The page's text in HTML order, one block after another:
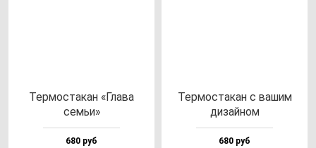
Тер­мос­та­кан «Гла­ва
семьи»
680 руб
Тер­мос­та­кан с ва­шим
ди­зай­ном
680 руб